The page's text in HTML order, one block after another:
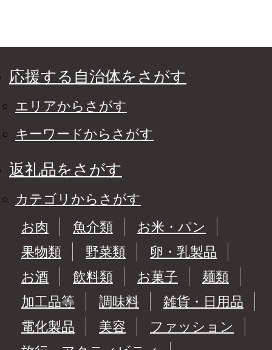
応援する自治体をさがす
エリアからさがす
キーワードからさがす
返礼品をさがす
カテゴリからさがす
お肉
魚介類
お米・パン
果物類
野菜類
卵・乳製品
お酒
飲料類 お菓子
麺類
加工品等
調味料
雑貨・日用品
電化製品
美容
ファッション